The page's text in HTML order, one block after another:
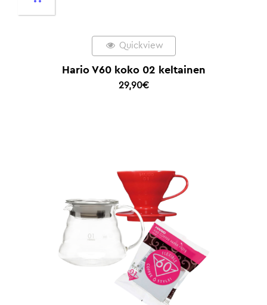
Quickview
Hario V60 koko 02 keltainen
29,90€